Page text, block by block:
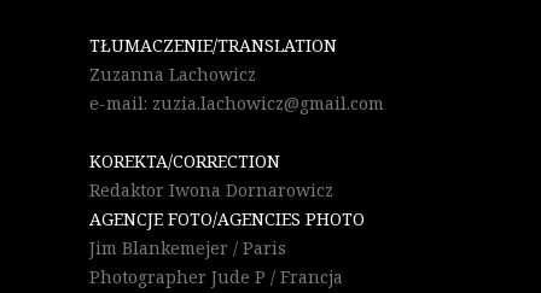
TŁUMACZENIE/TRANSLATION
Zuzanna Lachowicz
e-mail: zuzia.lachowicz@gmail.com
KOREKTA/CORRECTION
Redaktor Iwona Dornarowicz
AGENCJE FOTO/AGENCIES PHOTO
Jim Blankemejer / Paris
Photographer Jude P / Francja